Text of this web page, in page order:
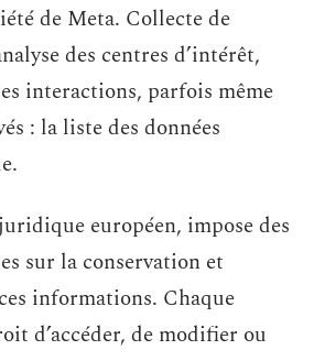
de Meta. Collecte de
des centres d’intérêt,
interactions, parfois même
: la liste des données
européen, impose des
sur la conservation et
informations. Chaque
d’accéder, de modifier ou